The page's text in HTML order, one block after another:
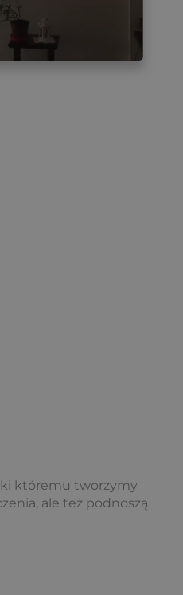
któremu tworzymy
ale też podnoszą